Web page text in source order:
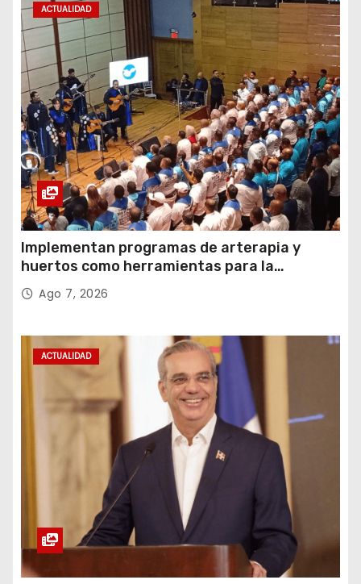
ACTUALIDAD
Implementan programas de arterapia y
huertos como herramientas para la
recuperación y la inclusión social
Ago 7, 2026
ACTUALIDAD